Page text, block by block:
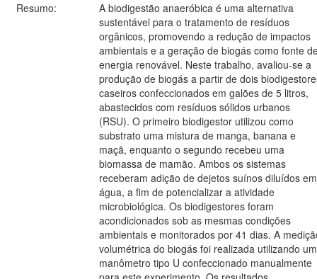
Resumo:
A biodigestão anaeróbica é uma alternativa
sustentável para o tratamento de resíduos
orgânicos, promovendo a redução de impactos
ambientais e a geração de biogás como fonte
energia renovável. Neste trabalho, avaliou-se a
produção de biogás a partir de dois
caseiros confeccionados em galões de 5 litros,
abastecidos com resíduos sólidos urbanos
(RSU). O primeiro biodigestor utilizou como
substrato uma mistura de manga, banana e
maçã, enquanto o segundo recebeu uma
biomassa de mamão. Ambos os sistemas
receberam adição de dejetos suínos diluídos em
água, a fim de potencializar a atividade
microbiológica. Os biodigestores foram
acondicionados sob as mesmas condições
ambientais e monitorados por 41 dias. A
volumétrica do biogás foi realizada utilizando um
manômetro tipo U confeccionado manualmente